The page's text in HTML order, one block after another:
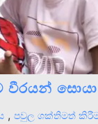
වීරයන්
, පවුල ශක්තිමත්